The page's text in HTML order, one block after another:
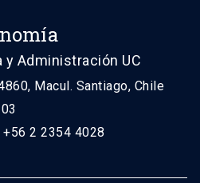
y Administración UC
Macul. Santiago, Chile
2 2354 4028